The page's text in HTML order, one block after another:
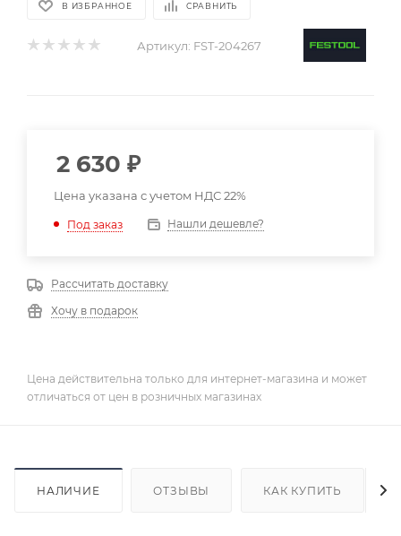
В ИЗБРАННОЕ СРАВНИТЬ
Артикул: FST-204267
2 630 ₽
Цена указана с учетом НДС 22%
Под заказ Нашли дешевле?
Рассчитать доставку
Хочу в подарок
Цена действительна только для интернет-магазина и может
отличаться от цен в розничных магазинах
НАЛИЧИЕ ОТЗЫВЫ КАК КУПИТЬ